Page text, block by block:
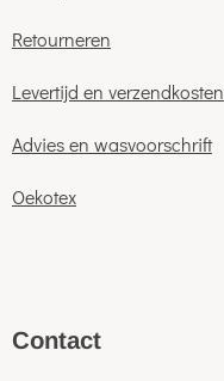
Retourneren
Levertijd en verzendkosten
Advies en wasvoorschrift
Oekotex
Contact